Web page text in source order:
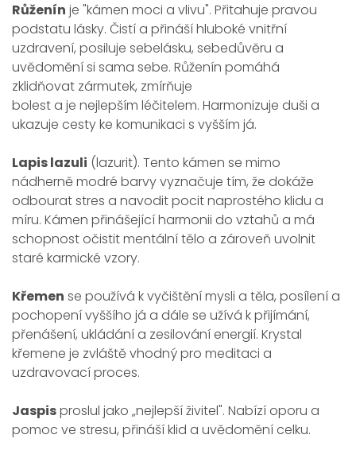
Růženín je "kámen moci a vlivu". Přitahuje pravou
podstatu lásky. Čistí a přináší hluboké vnitřní
uzdravení, posiluje sebelásku, sebedůvěru a
uvědomění si sama sebe. Růženín pomáhá
zklidňovat zármutek, zmírňuje
bolest a je nejlepším léčitelem. Harmonizuje duši a
ukazuje cesty ke komunikaci s vyšším já.
Lapis lazuli (lazurit). Tento kámen se mimo
nádherně modré barvy vyznačuje tím, že dokáže
odbourat stres a navodit pocit naprostého klidu a
míru. Kámen přinášející harmonii do vztahů a má
schopnost očistit mentální tělo a zároveň uvolnit
staré karmické vzory.
Křemen se používá k vyčištění mysli a těla, posílení a
pochopení vyššího já a dále se užívá k přijímání,
přenášení, ukládání a zesilování energií. Krystal
křemene je zvláště vhodný pro meditaci a
uzdravovací proces.
Jaspisproslul jako „nejlepší živitel". Nabízí oporu a
pomoc ve stresu, přináší klid a uvědomění celku.